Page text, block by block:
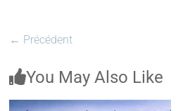
← Précédent
You May Also Like